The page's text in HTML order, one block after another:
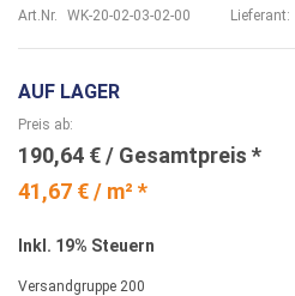
Art.Nr. WK-20-02-03-02-00 Lieferant:
AUF LAGER
41,67 € / m² *
Preis ab
190,64 €
Inkl. 19% Steuern
Versandgruppe 200